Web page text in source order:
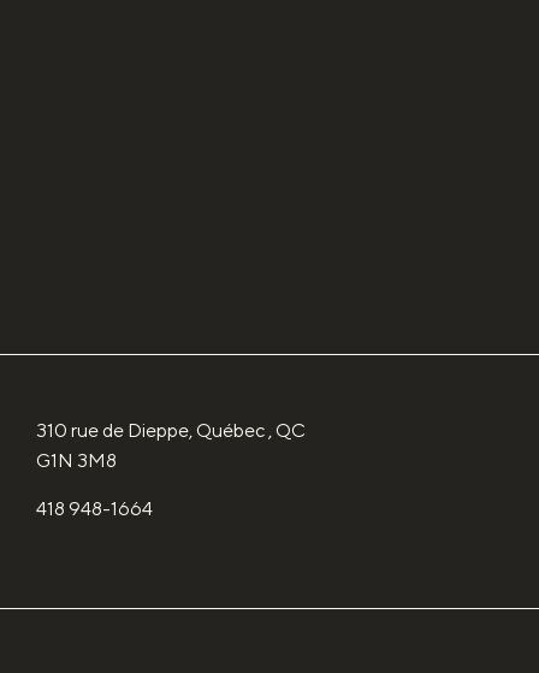
310 rue de Dieppe, Québec , QC
G1N 3M8
418 948-1664